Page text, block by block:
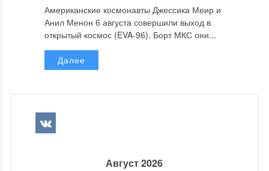
Американские космонавты Джессика Меир и
Анил Менон 6 августа совершили выход в
открытый космос (EVA-96). Борт МКС они...
Далее
Август 2026